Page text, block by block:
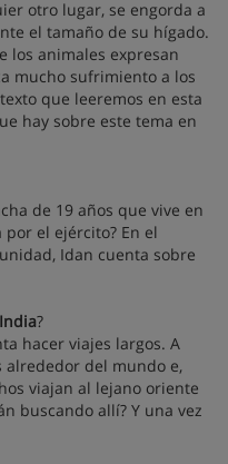
otro lugar, se engorda a
el tamaño de su hígado.
los animales expresan
mucho sufrimiento a los
que leeremos en esta
hay sobre este tema en
de 19 años que vive en
el ejército? En el
Idan cuenta sobre
?
hacer viajes largos. A
alrededor del mundo e,
viajan al lejano oriente
buscando allí? Y una vez